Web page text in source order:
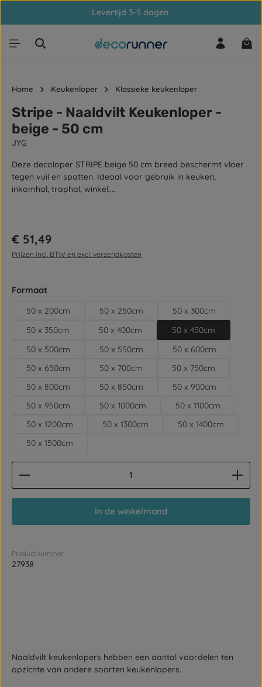
Ga naar de hoofdinhoudLevertijd 3-5 dagen
Home Keukenloper Klassieke keukenloper
Stripe - Naaldvilt Keukenloper -
beige - 50 cm
JYG
Deze decoloper STRIPE beige 50 cm breed beschermt vloer
tegen vuil en spatten. Ideaal voor gebruik in keuken,
inkomhal, traphal, winkel,...
Normale prijs:
€ 51,49
Prijzen incl. BTW en excl. verzendkosten
Selecteer
Formaat
50 x 200cm 50 x 250cm
50 x 300cm
50 x 350cm
50 x 400cm
50 x 450cm
50 x 500cm
50 x 550cm
50 x 600cm
50 x 650cm
50 x 700cm
50 x 750cm
50 x 800cm
50 x 850cm
50 x 900cm
50 x 950cm
50 x 1000cm
50 x 1100cm
50 x 1200cm
50 x 1300cm
50 x 1400cm
50 x 1500cm
Producthoeveelheid: Voer de gewenste
In de winkelmand
Productnummer:
27938
Naaldvilt keukenlopers hebben een aantal voordelen ten
opzichte van andere soorten keukenlopers.